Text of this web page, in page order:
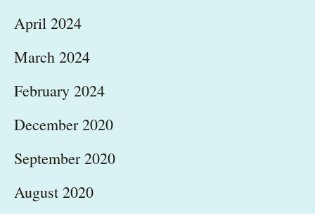
April 2024
March 2024
February 2024
December 2020
September 2020
August 2020